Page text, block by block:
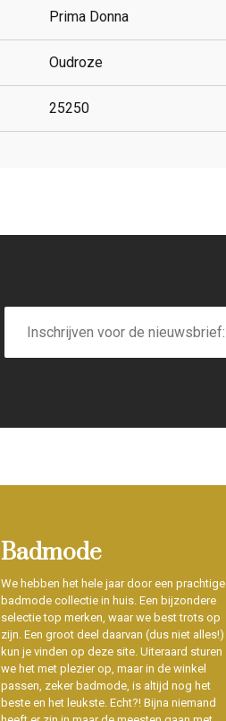
Prima Donna
Oudroze
25250
E-
mailadres
Badmode
We hebben het hele jaar door een prachtige
badmode collectie in huis. Een bijzondere
selectie top merken, waar we best trots op
zijn. Een groot deel daarvan (dus niet alles!)
kun je vinden op deze site. Uiteraard sturen
we het met plezier op, maar in de winkel
passen, zeker badmode, is altijd nog het
beste en het leukste. Echt?! Bijna niemand